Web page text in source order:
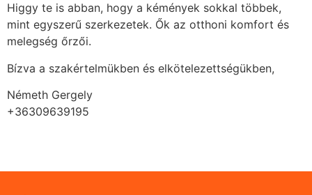
Higgy te is abban, hogy a kémények sokkal többek,
mint egyszerű szerkezetek. Ők az otthoni komfort és
melegség őrzői.
Bízva a szakértelmükben és elkötelezettségükben,
Németh Gergely
+36309639195